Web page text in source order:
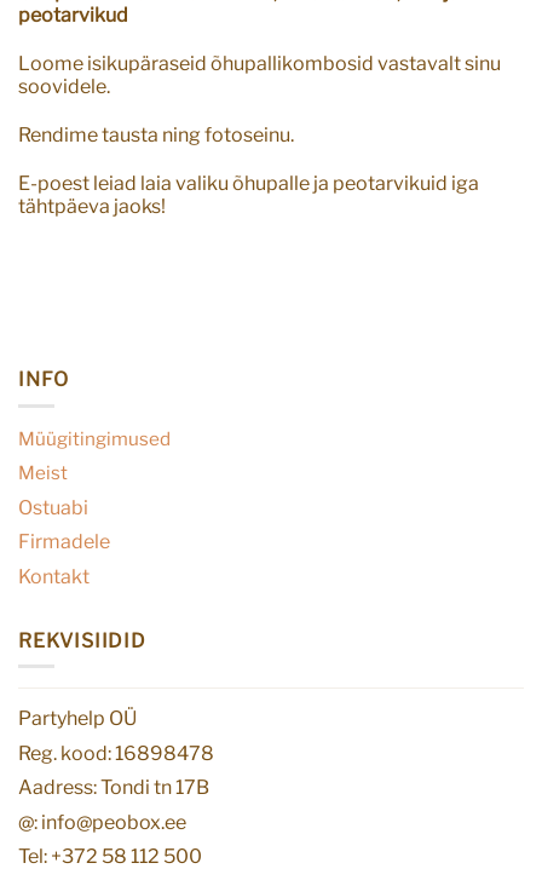
peotarvikud
Loome isikupäraseid õhupallikombosid vastavalt sinu
soovidele.
Rendime tausta ning fotoseinu.
E-poest leiad laia valiku õhupalle ja peotarvikuid iga
tähtpäeva jaoks!
INFO
Müügitingimused
Meist
Ostuabi
Firmadele
Kontakt
REKVISIIDID
Partyhelp OÜ
Reg. kood: 16898478
Aadress: Tondi tn 17B
@: info@peobox.ee
Tel: +372 58 112 500